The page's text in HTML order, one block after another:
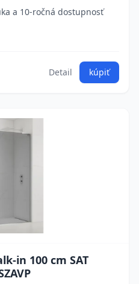
a 10-ročná dostupnosť
Detail kúpiť
in 100 cm SAT